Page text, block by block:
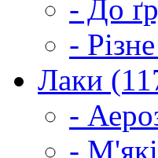
- До
-
Лаки
-
-